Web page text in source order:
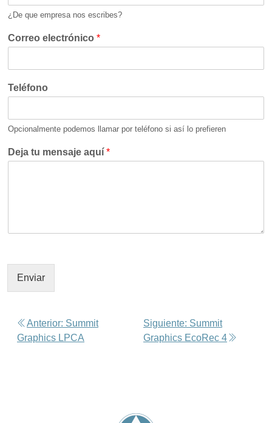
¿De que empresa nos escribes?
Correo electrónico *
Teléfono
Opcionalmente podemos llamar por teléfono si así lo prefieren
Deja tu mensaje aquí *
Enviar
Anterior: Summit
Graphics LPCA
Siguiente: Summit
Graphics EcoRec 4